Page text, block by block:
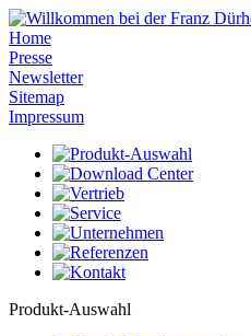
Home
Presse
Newsletter
Sitemap
Impressum
Produkt-Auswahl